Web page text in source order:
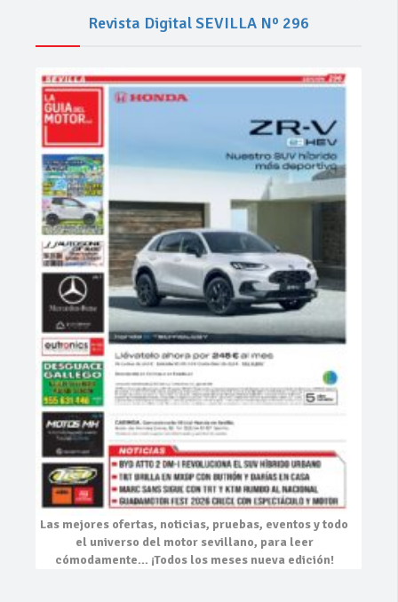
Revista Digital SEVILLA Nº 296
Las mejores ofertas, noticias, pruebas, eventosy todo
el universo del motor sevillano, para leer
cómodamente… ¡Todos los meses nueva edición!